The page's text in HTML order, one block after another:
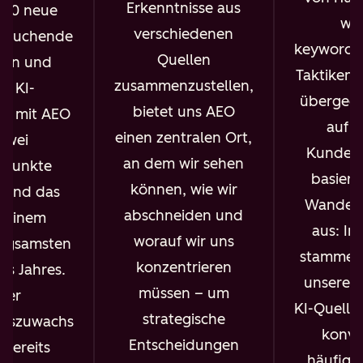
neue
und
KI-
mit AEO
das
einem
Jahres.
Erkenntnisse aus
verschiedenen
Quellen
zusammenzustellen,
bietet uns AEO
einen zentralen Ort,
an dem wir sehen
können, wie wir
abschneiden und
worauf wir uns
konzentrieren
müssen – um
strategische
Entscheidungen
Taktiken
auf
Wandel
aus:
unserer
KI-